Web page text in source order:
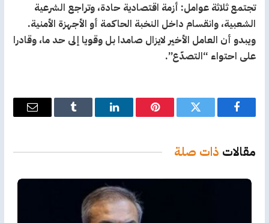
تجتمع ثلاثة عوامل: أزمة اقتصادية حادة، وتراجع الشرعية
الشعبية، وانقسام داخل النخبة الحاكمة أو الأجهزة الأمنية.
ويبدو أن العامل الأخير لايزال صامدا بل وقويا إلى حد ما، وقادرا
على احتواء “التصدّع”.
فيسبوك تويتر بينتيريستلينكدإن Tumblr
البريد
مقالات ذات صلة